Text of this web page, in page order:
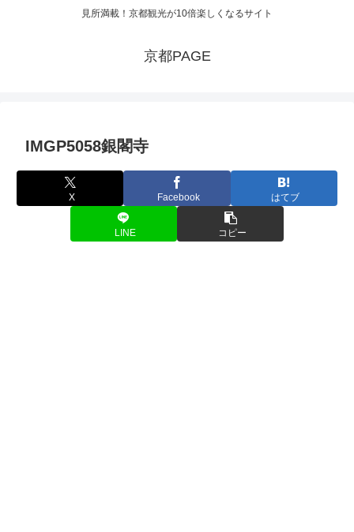
見所満載！京都観光が10倍楽しくなるサイト
京都PAGE
IMGP5058銀閣寺
X Facebook はてブ
LINE コピー